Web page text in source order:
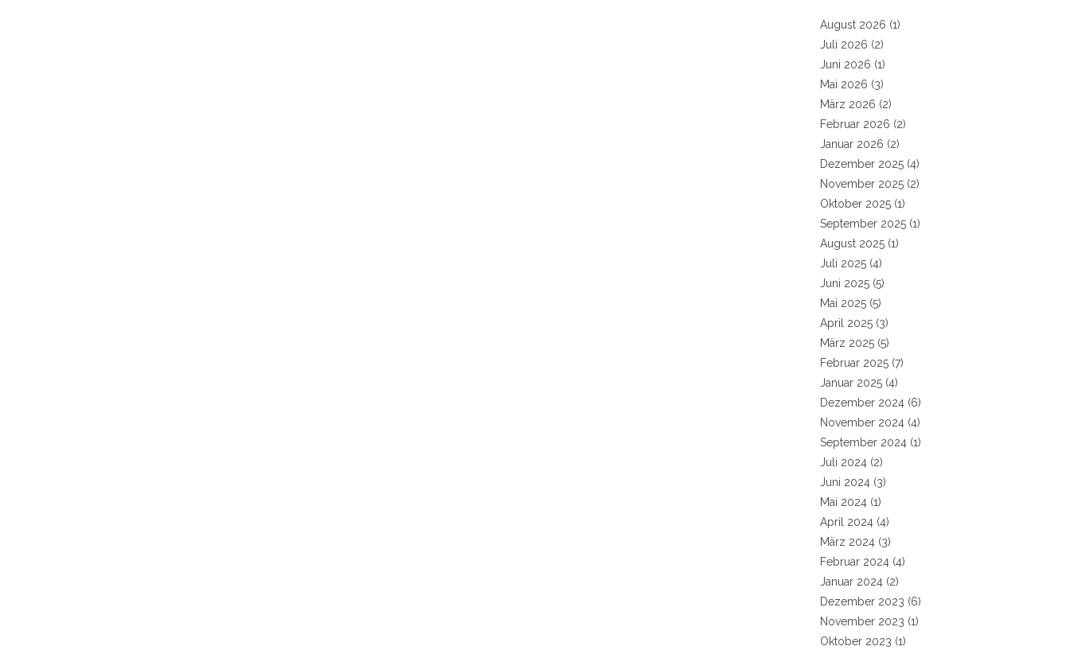
August 2026 (1)
Juli 2026 (2)
Juni 2026 (1)
Mai 2026 (3)
März 2026 (2)
Februar 2026 (2)
Januar 2026 (2)
Dezember 2025 (4)
November 2025 (2)
Oktober 2025 (1)
September 2025 (1)
August 2025 (1)
Juli 2025 (4)
Juni 2025 (5)
Mai 2025 (5)
April 2025 (3)
März 2025 (5)
Februar 2025 (7)
Januar 2025 (4)
Dezember 2024 (6)
November 2024 (4)
September 2024 (1)
Juli 2024 (2)
Juni 2024 (3)
Mai 2024 (1)
April 2024 (4)
März 2024 (3)
Februar 2024 (4)
Januar 2024 (2)
Dezember 2023 (6)
November 2023 (1)
Oktober 2023 (1)